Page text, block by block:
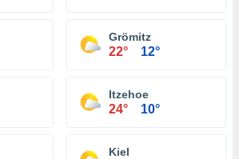
Grömitz
22° 12°
Itzehoe
24° 10°
Kiel